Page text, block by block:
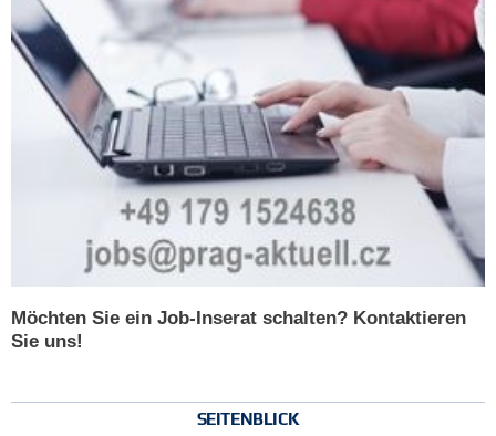
Möchten Sie ein Job-Inserat schalten? Kontaktieren
Sie uns!
SEITENBLICK